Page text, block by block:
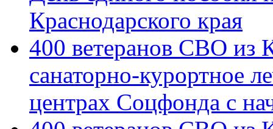
Краснодарского края
400 ветеранов СВО из
санаторно-курортное
центрах Соцфонда с